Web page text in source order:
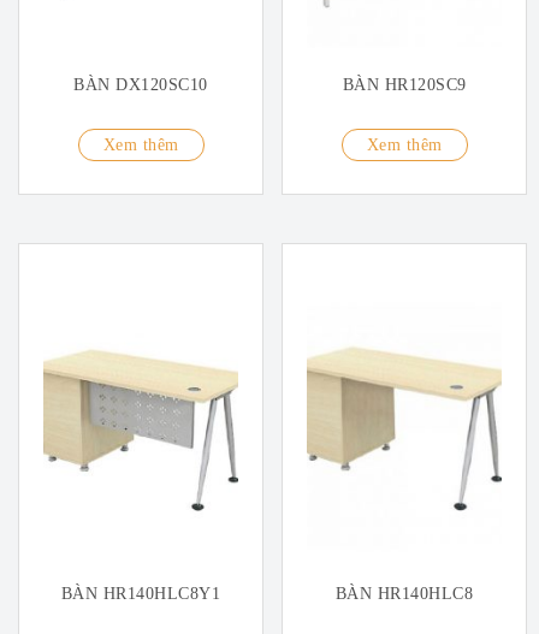
BÀN DX120SC10
Xem thêm
BÀN HR120SC9
Xem thêm
BÀN HR140HLC8Y1 BÀN HR140HLC8